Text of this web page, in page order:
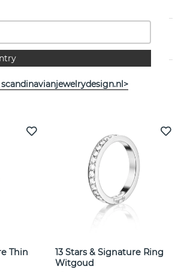
Thin
13 Stars & Signature Ring
Witgoud